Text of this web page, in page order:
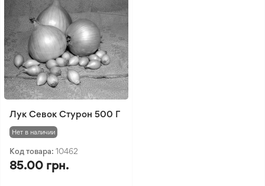
Лук Севок Стурон 500 Г
Нет в наличии
Код товара: 10462
85.00 грн.